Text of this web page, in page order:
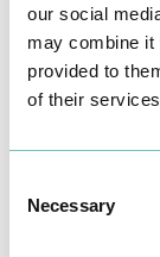
our social
may combine it
provided to
of their
Selection
Necessary
O Serviço de
mulher,
diagnosticar e
acompanhamento